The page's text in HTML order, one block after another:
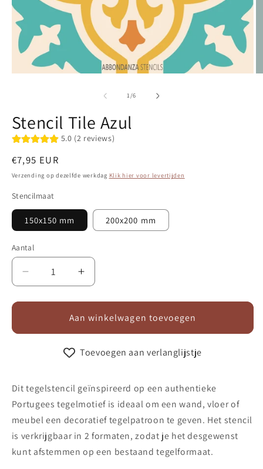
1/van
6
Stencil Tile Azul
5.0 (2 reviews)
Normale
prijs
€7,95 EUR
Verzending op dezelfde werkdag Klik hier voor levertijden
Stencilmaat
150x150 mm 200x200 mm
Aantal
Aantal
verlagen
voor
Aantal
verhogen
voor
Stencil
Aan winkelwagen toevoegen
Toevoegen aan verlanglijstje
Dit tegelstencil geïnspireerd op een authentieke
Portugees tegelmotief is ideaal om een wand, vloer of
meubel een decoratief tegelpatroon te geven. Het stencil
is verkrijgbaar in 2 formaten, zodat je het desgewenst
kunt afstemmen op een bestaand tegelformaat.